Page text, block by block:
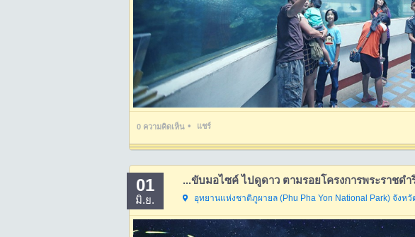
0ความคิดเห็น• แชร์
01
มิ.ย.
...ขับมอไซค์ ไปดูดาว ตามรอยโครงการพระราชดำ
อุทยานแห่งชาติภูผายล (Phu Pha Yon National Park)จังหวั